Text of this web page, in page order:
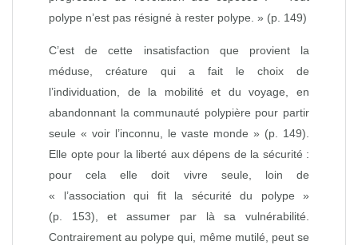
polype n’est pas résigné à rester polype. » (p. 149)
C’est de cette insatisfaction que provient la
méduse, créature qui a fait le choix de
l’individuation, de la mobilité et du voyage, en
abandonnant la communauté polypière pour partir
seule « voir l’inconnu, le vaste monde » (p. 149).
Elle opte pour la liberté aux dépens de la sécurité :
pour cela elle doit vivre seule, loin de
« l’association qui fit la sécurité du polype »
(p. 153), et assumer par là sa vulnérabilité.
Contrairement au polype qui, même mutilé, peut se